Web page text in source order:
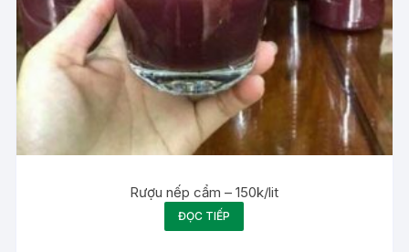
Rượu nếp cẩm – 150k/lit
ĐỌC TIẾP